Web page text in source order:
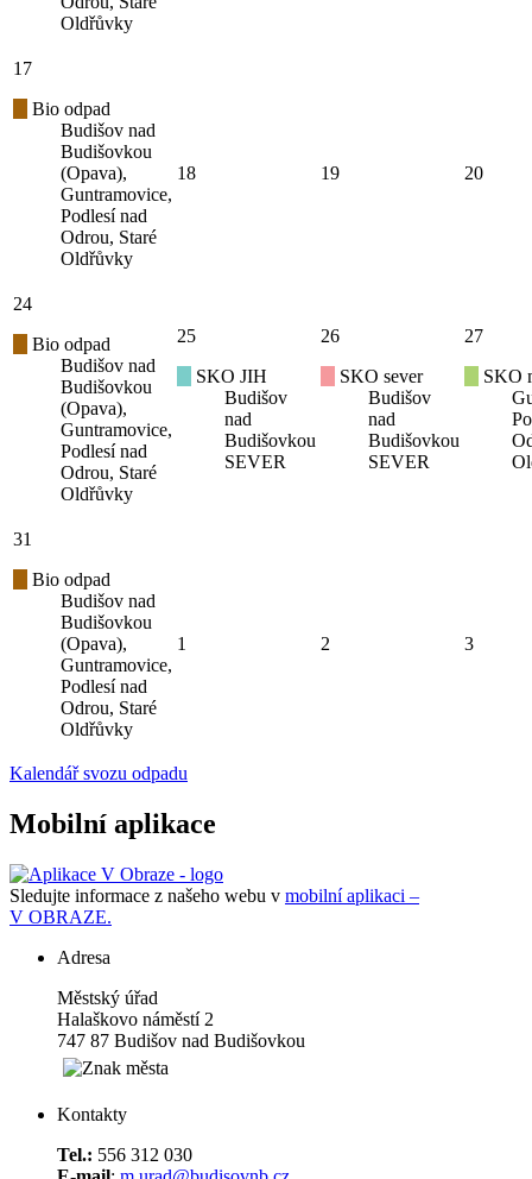
Oldřůvky
17
Bio odpad
Budišov nad
Budišovkou
(Opava),
Guntramovice,
Podlesí nad
Odrou, Staré
Oldřůvky
18 19 20
24
Bio odpad
Budišov nad
Budišovkou
(Opava),
Guntramovice,
Podlesí nad
Odrou, Staré
Oldřůvky
25
SKO JIH
Budišov
nad
Budišovkou
SEVER
26
SKO sever
Budišov
nad
Budišovkou
SEVER
27
SKO
31
Bio odpad
Budišov nad
Budišovkou
(Opava),
Guntramovice,
Podlesí nad
Odrou, Staré
Oldřůvky
1 2 3
Kalendář svozu odpadu
Mobilní aplikace
Sledujte informace z našeho webu v mobilní aplikaci –
V OBRAZE.
Adresa
Městský úřad
Halaškovo náměstí 2
747 87 Budišov nad Budišovkou
Kontakty
Tel.: 556 312 030